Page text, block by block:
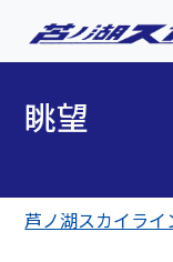
眺望
芦ノ湖スカイライ